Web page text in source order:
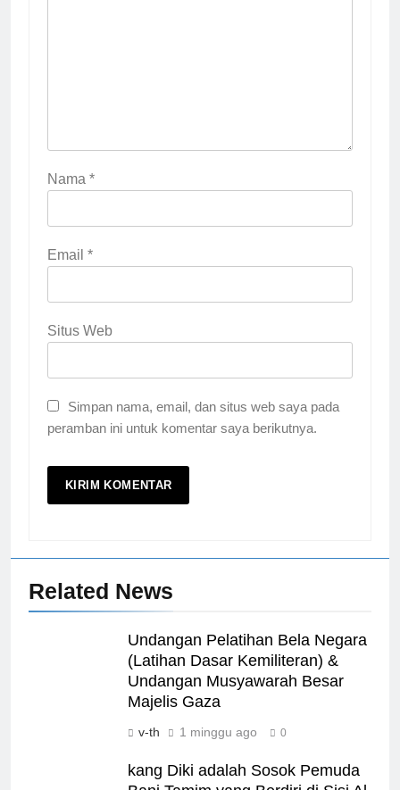
Nama *
Email *
Situs Web
Simpan nama, email, dan situs web saya pada
peramban ini untuk komentar saya berikutnya.
Related News
Undangan Pelatihan Bela Negara
(Latihan Dasar Kemiliteran) &
Undangan Musyawarah Besar
Majelis Gaza
v-th 1 minggu ago 0
kang Diki adalah Sosok Pemuda